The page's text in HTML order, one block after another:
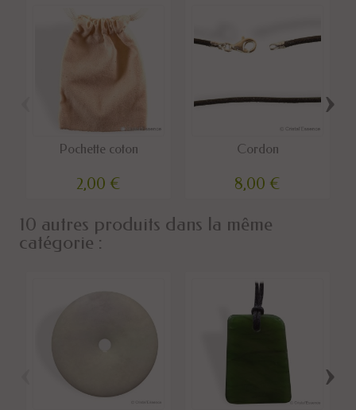
Pochette coton
2,00 €
Cordon
8,00 €
›
10 autres produits dans la même
catégorie :
›